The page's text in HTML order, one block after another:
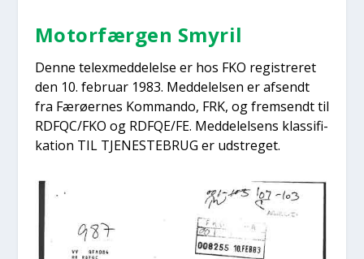
Motor­fær­gen Smy­ril
Den­ne tele­x­med­del­el­se er hos FKO regi­stre­ret
den 10. febru­ar 1983. Med­del­el­sen er afsendt
fra Færø­er­nes Kom­man­do, FRK, og frem­sendt til
RDFQC/FKO og RDFQE/FE. Med­del­el­sens klas­si­fi­
ka­tion TIL TJENESTEBRUG er udstre­get.